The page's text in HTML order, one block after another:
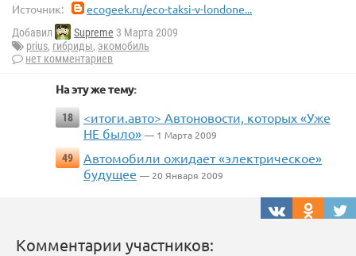
Источник: ecogeek.ru/eco-taksi-v-londone...
Добавил Supreme 3 Марта 2009
prius, гибриды, экомобиль
нет комментариев
На эту же тему:
18
<итоги.авто> Автоновости, которых «Уже
НЕ было» — 1 Марта 2009
49
Автомобили ожидает «электрическое»
будущее — 20 Января 2009
Комментарии участников: